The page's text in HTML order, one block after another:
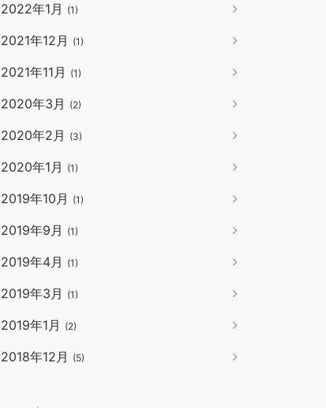
2022年1月 (1)
2021年12月 (1)
2021年11月 (1)
2020年3月 (2)
2020年2月 (3)
2020年1月 (1)
2019年10月 (1)
2019年9月 (1)
2019年4月 (1)
2019年3月 (1)
2019年1月 (2)
2018年12月 (5)